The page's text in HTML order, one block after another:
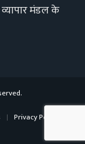
मंडल के
Privacy Policy